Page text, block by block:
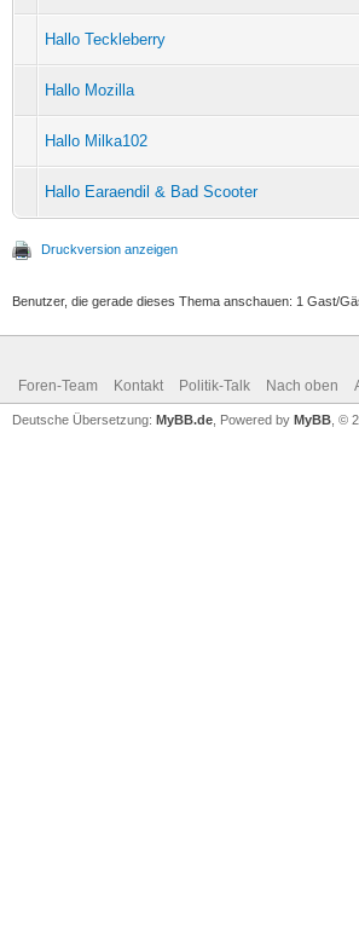
Hallo Teckleberry
Hallo Mozilla
Hallo Milka102
Hallo Earaendil & Bad Scooter
Druckversion anzeigen
Benutzer, die gerade dieses Thema anschauen: 1 Gast/
Foren-Team Kontakt Politik-Talk Nach oben
Deutsche Übersetzung: MyBB.de , Powered by MyBB , ©